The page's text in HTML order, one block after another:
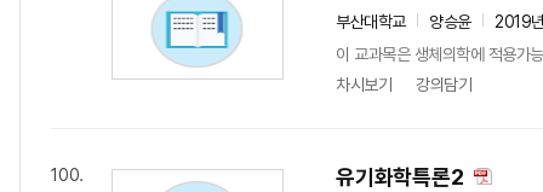
부산대학교 양승윤
2019
이 교과목은 생체의학에 적용가
차시보기
강의담기
100. 유기화학특론2